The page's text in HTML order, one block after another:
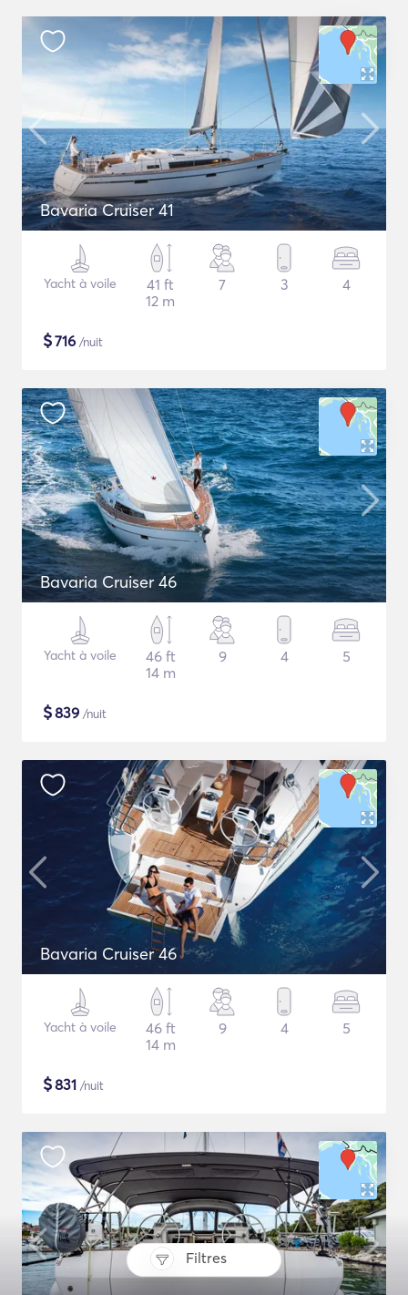
Filtres
Bavaria Cruiser 41
Yacht à voile
41 ft
12 m
7 3 4
$716 /nuit
Bavaria Cruiser 46
Yacht à voile
46 ft
14 m
9 4 5
$839 /nuit
Bavaria Cruiser 46
Yacht à voile
46 ft
14 m
9 4 5
$831 /nuit